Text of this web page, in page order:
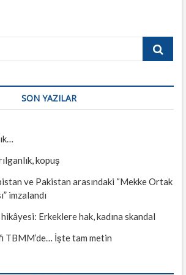
Search
SON YAZILAR
kopuş
ve Pakistan arasındaki “Mekke Ortak
imzalandı
Erkeklere hak, kadına skandal
TBMM’de… İşte tam metin